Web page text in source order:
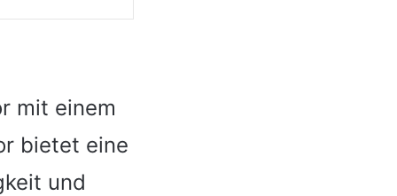
mit einem
bietet eine
und